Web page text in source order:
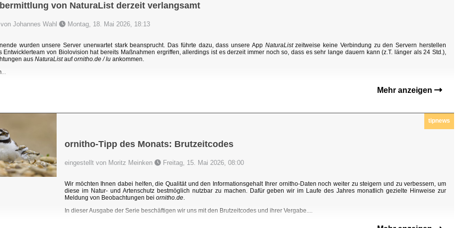
von NaturaList derzeit verlangsamt
Johannes Wahl Montag, 18. Mai 2026, 18:13
wurden unsere Server unerwartet stark beansprucht. Das führte dazu, dass unsere App NaturaListzeitweise keine Verbindung zu den Servern herstellen
Entwicklerteam von Biolovision hat bereits Maßnahmen ergriffen, allerdings ist es derzeit immer noch so, dass es sehr lange dauern kann (z.T. länger als 24 Std.),
aus NaturaListaufornitho.de / lu ankommen.
...
Mehr anzeigen
tipnews
ornitho-Tipp des Monats: Brutzeitcodes
eingestellt von Moritz Meinken Freitag, 15. Mai 2026, 08:00
Wir möchten Ihnen dabei helfen, die Qualität und den Informationsgehalt Ihrer ornitho-Daten noch weiter zu steigern und zu verbessern, um
diese im Natur- und Artenschutz bestmöglich nutzbar zu machen. Dafür geben wir im Laufe des Jahres monatlich gezielte Hinweise zur
Meldung von Beobachtungen bei ornitho.de.
In dieser Ausgabe der Serie beschäftigen wir uns mit den Brutzeitcodes und ihrer Vergabe....